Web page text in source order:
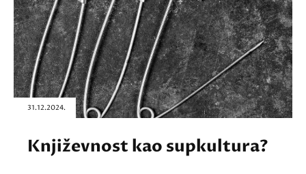
31.12.2024.
Književnost kao supkultura?